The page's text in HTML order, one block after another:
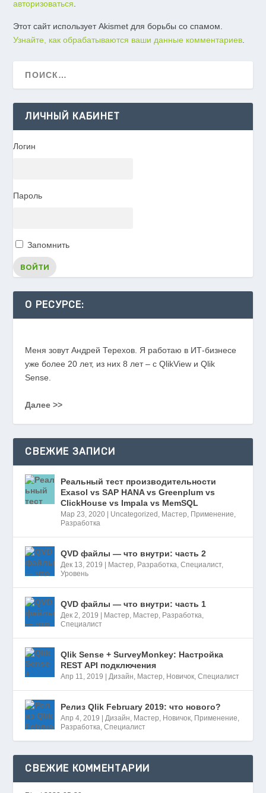
авторизоваться
Этот сайт использует Akismet для борьбы со спамом.
Узнайте, как обрабатываются ваши данные комментариев
ЛИЧНЫЙ КАБИНЕТ
Логин
Пароль
Запомнить
О РЕСУРСЕ:
Меня зовут Андрей Терехов. Я работаю в ИТ-бизнесе
уже более 20 лет, из них 8 лет – с QlikView и Qlik
Sense.
Далее >>
СВЕЖИЕ ЗАПИСИ
Реальный тест производительности
Exasol vs SAP HANA vs Greenplum vs
ClickHouse vs Impala vs MemSQL
Мар 23, 2020 | Uncategorized Мастер Применение
Разработка
QVD файлы — что внутри: часть 2
Дек 13, 2019 | Мастер Разработка ,Специалист,
Уровень
QVD файлы — что внутри: часть 1
Дек 2, 2019 | Мастер Мастер Разработка
Специалист
Qlik Sense + SurveyMonkey: Настройка
REST API подключения
Апр 11, 2019 | Дизайн Мастер Новичок ,Специалист
Релиз Qlik February 2019: что нового?
Апр 4, 2019 | Дизайн Мастер Новичок Применение
Разработка ,Специалист
СВЕЖИЕ КОММЕНТАРИИ